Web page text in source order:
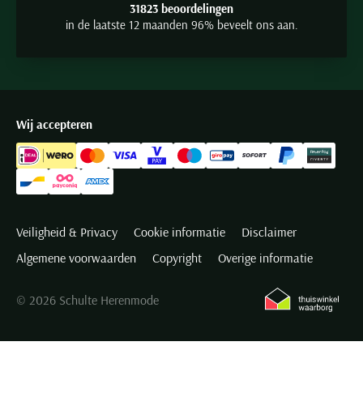
31823 beoordelingen
in de laatste 12 maanden 96% beveelt ons aan.
Wij accepteren
Veiligheid & Privacy Cookie informatie
Disclaimer
Algemene voorwaarden
Copyright Overige informatie
© 2026 Schulte Herenmode